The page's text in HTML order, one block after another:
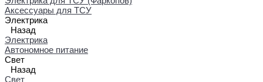
Аксессуары для ТСУ
Электрика
Назад
Электрика
Автономное питание
Свет
Назад
Свет